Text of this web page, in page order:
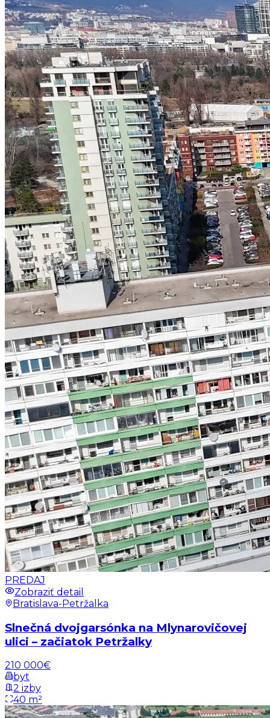
PREDAJ
Zobraziť detail
Bratislava-Petržalka
Slnečná dvojgarsónka na Mlynarovičovej
ulici – začiatok Petržalky
210 000€
byt
2 izby
40 m²